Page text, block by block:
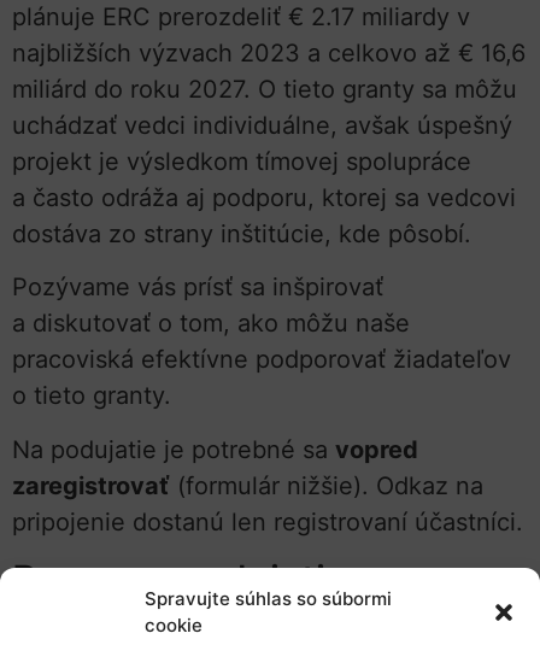
Spravujte súhlas so súbormi
cookie
plánuje ERC prerozdeliť € 2.17 miliardy v
najbližších výzvach 2023 a celkovo až € 16,6
miliárd do roku 2027. O tieto granty sa môžu
uchádzať vedci individuálne, avšak úspešný
projekt je výsledkom tímovej spolupráce
a často odráža aj podporu, ktorej sa vedcovi
dostáva zo strany inštitúcie, kde pôsobí.
Pozývame vás prísť sa inšpirovať
a diskutovať o tom, ako môžu naše
pracoviská efektívne podporovať žiadateľov
o tieto granty.
Na podujatie je potrebné sa vopred
zaregistrovať (formulár nižšie). Odkaz na
pripojenie dostanú len registrovaní účastníci.
Program podujatia